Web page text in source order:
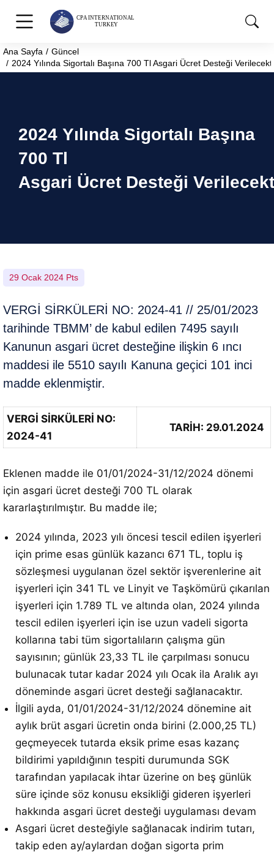
You are here:
Ana Sayfa
Güncel
2024 Yılında Sigortalı Başına 700 Tl Asgari Ücret Desteği
2024 Yılında Sigortalı Başına
700 Tl
Asgari Ücret Desteği
29 Ocak 2024 Pts
VERGİ SİRKÜLERİ NO: 2024-41 // 25/01/2023
tarihinde TBMM’ de kabul edilen 7495 sayılı
Kanunun asgari ücret desteğine ilişkin 6 ıncı
maddesi ile 5510 sayılı Kanuna geçici 101 inci
madde eklenmiştir.
VERGİ SİRKÜLERİ NO:
2024-41
TARİH: 29.01.2024
Eklenen madde ile 01/01/2024-31/12/2024 dönemi
için asgari ücret desteği 700 TL olarak
kararlaştırılmıştır. Bu madde ile;
2024 yılında, 2023 yılı öncesi tescil edilen işyerleri
için prime esas günlük kazancı 671 TL, toplu iş
sözleşmesi uygulanan özel sektör işverenlerine ait
işyerleri için 341 TL ve Linyit ve Taşkömürü çıkarılan
işyerleri için 1.789 TL ve altında olan, 2024 yılında
tescil edilen işyerleri için ise uzun vadeli sigorta
kollarına tabi tüm sigortalıların çalışma gün
sayısının; günlük 23,33 TL ile çarpılması sonucu
bulunacak tutar kadar 2024 yılı Ocak ila Aralık ayı
döneminde asgari ücret desteği sağlanacaktır.
İlgili ayda, 01/01/2024-31/12/2024 dönemine ait
aylık brüt asgari ücretin onda birini (2.000,25 TL)
geçmeyecek tutarda eksik prime esas kazanç
bildirimi yapıldığının tespiti durumunda SGK
tarafından yapılacak ihtar üzerine on beş günlük
süre içinde söz konusu eksikliği gideren işyerleri
hakkında asgari ücret desteği uygulaması devam
Asgari ücret desteğiyle sağlanacak indirim tutarı,
takip eden ay/aylardan doğan sigorta prim